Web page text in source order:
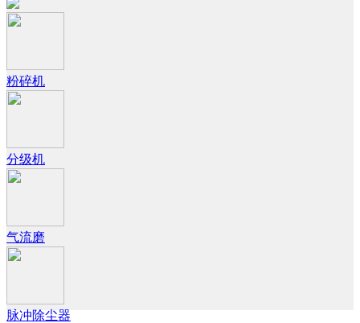
粉碎机
分级机
气流磨
脉冲除尘器